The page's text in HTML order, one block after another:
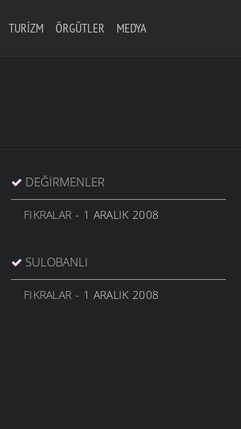
TURIZM ÖRGÜTLER MEDYA
DEĞIRMENLER
FIKRALAR - 1 ARALIK 2008
SULOBANLI
FIKRALAR - 1 ARALIK 2008